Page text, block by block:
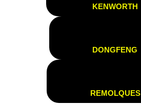
KENWORTH
DONGFENG
REMOLQUES